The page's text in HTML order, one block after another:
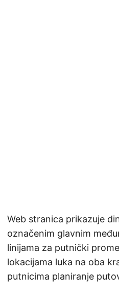
Web stranica prikazuje
označenim glavnim
linijama za putnički
lokacijama luka na oba
putnicima planiranje